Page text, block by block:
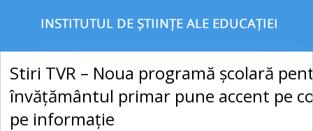
Stiri TVR – Noua programă şcolară
învăţământul primar pune accent pe
pe informaţie